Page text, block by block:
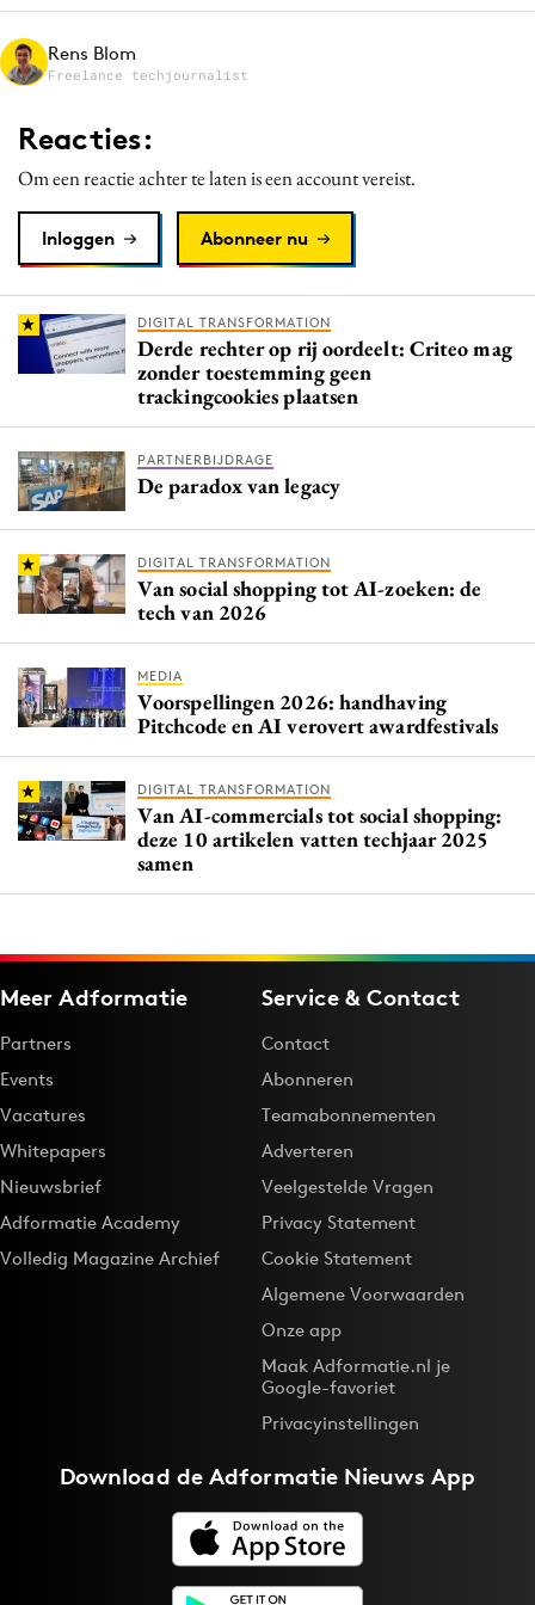
Merkstrategie
Programmatic
Purpose Marketing
Rens Blom
Freelance techjournalist
Reacties:
Om een reactie achter te laten is een account vereist.
Inloggen Abonneer nu
DIGITAL TRANSFORMATION
Derde rechter op rij oordeelt: Criteo mag
zonder toestemming geen
trackingcookies plaatsen
PARTNERBIJDRAGE
De paradox van legacy
DIGITAL TRANSFORMATION
Van social shopping tot AI-zoeken: de
tech van 2026
MEDIA
Voorspellingen 2026: handhaving
Pitchcode en AI verovert awardfestivals
DIGITAL TRANSFORMATION
Van AI-commercials tot social shopping:
deze 10 artikelen vatten techjaar 2025
samen
Meer Adformatie
Partners
Events
Vacatures
Whitepapers
Nieuwsbrief
Adformatie Academy
Volledig Magazine Archief
Service & Contact
Contact
Abonneren
Teamabonnementen
Adverteren
Veelgestelde Vragen
Privacy Statement
Cookie Statement
Algemene Voorwaarden
Onze app
Maak Adformatie.nl je
Google-favoriet
Privacyinstellingen
Download deAdformatie Nieuws App